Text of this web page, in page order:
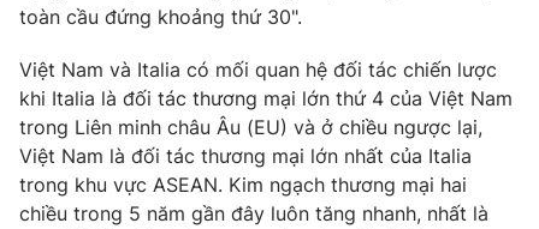
toàn cầu đứng khoảng thứ 30".
Việt Nam và Italia có mối quan hệ đối tác chiến lược
khi Italia là đối tác thương mại lớn thứ 4 của Việt Nam
trong Liên minh châu Âu (EU) và ở chiều ngược lại,
Việt Nam là đối tác thương mại lớn nhất của Italia
trong khu vực ASEAN. Kim ngạch thương mại hai
chiều trong 5 năm gần đây luôn tăng nhanh, nhất là